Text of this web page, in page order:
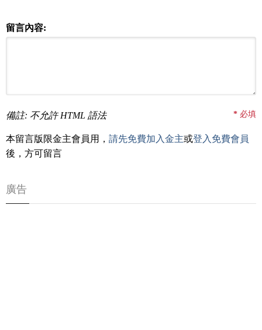
留言內容:
備註: 不允許 HTML 語法 * 必填
本留言版限金主會員用， 請先免費加入金主或登入免費會員
後，方可留言
廣告